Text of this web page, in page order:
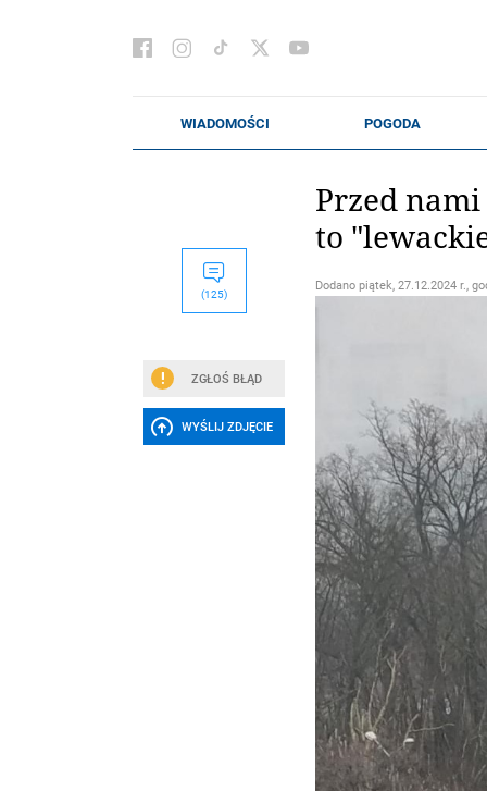
(125)
ZGŁOŚ BŁĄD
WYŚLIJ ZDJĘCIE
Przed
to
Dodano piątek, 27.12.2024 r.,